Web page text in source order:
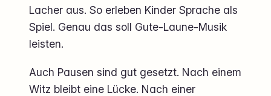
Lacher aus. So erleben Kinder Sprache als
Spiel. Genau das soll Gute-Laune-Musik
leisten.
Auch Pausen sind gut gesetzt. Nach einem
Witz bleibt eine Lücke. Nach einer